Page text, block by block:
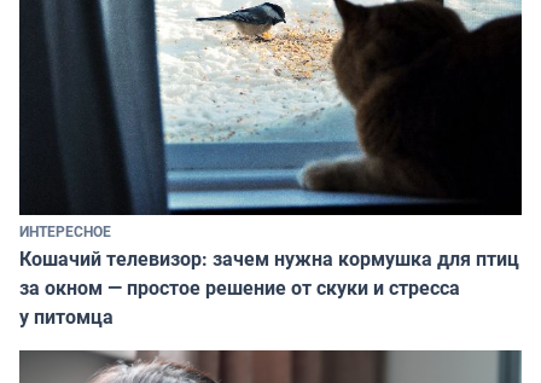
ИНТЕРЕСНОЕ
Кошачий телевизор: зачем нужна кормушка для птиц
за окном — простое решение от скуки и стресса
у питомца